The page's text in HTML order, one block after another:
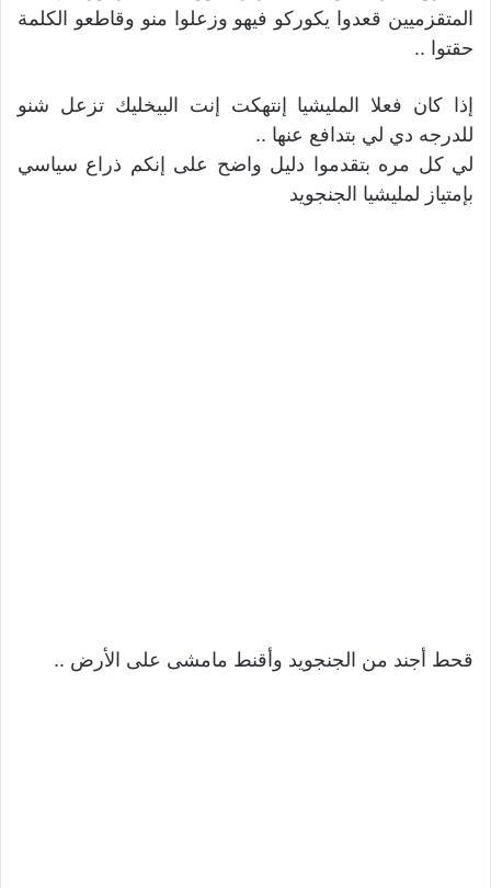
المتقزميين قعدوا يكوركو فيهو وزعلوا منو وقاطعو الكلمة
حقتوا ..
إذا كان فعلا المليشيا إنتهكت إنت البيخليك تزعل شنو
للدرجه دي لي بتدافع عنها ..
لي كل مره بتقدموا دليل واضح على إنكم ذراع سياسي
بإمتياز لمليشيا الجنجويد
قحط أجند من الجنجويد وأقنط مامشى على الأرض ..